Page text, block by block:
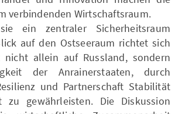
verbindenden Wirtschaftsraum.
ein zentraler Sicherheitsraum
auf den Ostseeraum richtet sich
nicht allein auf Russland, sondern
der Anrainerstaaten, durch
und Partnerschaft Stabilität
zu gewährleisten. Die Diskussion